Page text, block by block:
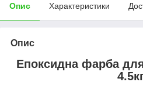
Опис Характеристики
Опис
Епоксидна фарба